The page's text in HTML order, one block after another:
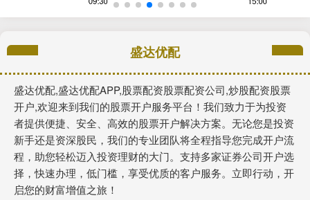
盛达优配
盛达优配,盛达优配APP,股票配资股票配资公司,炒股配资股票
开户,欢迎来到我们的股票开户服务平台！我们致力于为投资
者提供便捷、安全、高效的股票开户解决方案。无论您是投资
新手还是资深股民，我们的专业团队将全程指导您完成开户流
程，助您轻松迈入投资理财的大门。支持多家证券公司开户选
择，快速办理，低门槛，享受优质的客户服务。立即行动，开
启您的财富增值之旅！